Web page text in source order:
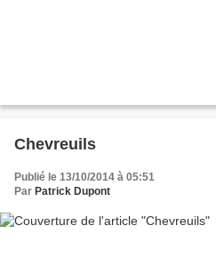
Chevreuils
Publié le 13/10/2014 à 05:51
Par Patrick Dupont